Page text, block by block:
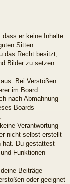
dass er keine Inhalte
Sitten
das Recht besitzt,
Bilder zu setzen
Bei Verstößen
im Board
nach Abmahnung
Boards
Verantwortung
nicht selbst erstellt
hat. Du gestattest
Funktionen
Beiträge
oder geeignet